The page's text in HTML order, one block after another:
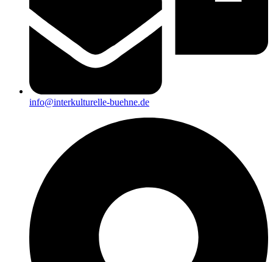
info@interkulturelle-buehne.de